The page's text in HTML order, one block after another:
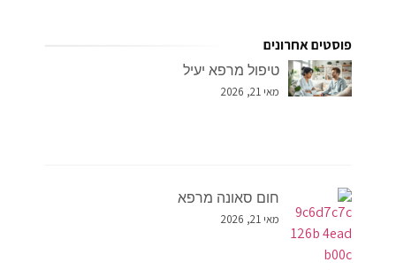
פוסטים אחרונים
טיפול מרפא יעיל
מאי 21, 2026
חום סאונה מרפא
מאי 21, 2026